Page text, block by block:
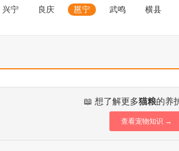
兴宁 良庆 邕宁 武鸣 横县
📖 想了解更多猫粮的养
查看宠物知识 →